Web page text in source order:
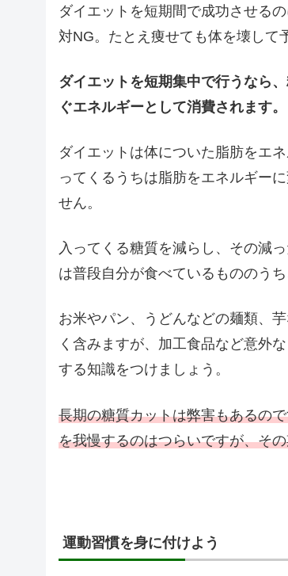
ダイエットを短期間で成功させる
対NG。たとえ痩せても体を壊して
ダイエットを短期集中で行うなら
ぐエネルギーとして消費されます。
ダイエットは体についた脂肪をエ
ってくるうちは脂肪をエネルギー
せん。
入ってくる糖質を減らし、その減
は普段自分が食べているもののう
お米やパン、うどんなどの麺類、
く含みますが、加工食品など意外
する知識をつけましょう。
長期の糖質カットは弊害もあるの
を我慢するのはつらいですが、そ
運動習慣を身に付けよう